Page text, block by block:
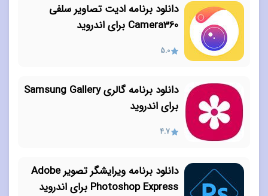
دانلود برنامه ادیت تصاویر سلفی
Camera360 برای اندروید
5.0
دانلود برنامه گالری Samsung Gallery
برای اندروید
4.7
دانلود برنامه ویرایشگر تصویر Adobe
Photoshop Express برای اندروید